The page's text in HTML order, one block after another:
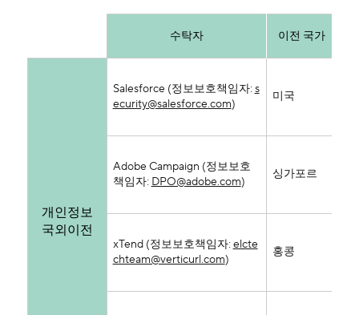
수탁자 이전 국가
개인정보
국외이전
Salesforce (정보보호책임자: s
ecurity@salesforce.com)
미국
Adobe Campaign (정보보호
책임자: DPO@adobe.com)
싱가포르
xTend (정보보호책임자: elcte
chteam@verticurl.com)
홍콩